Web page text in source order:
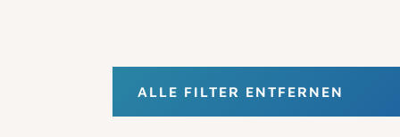
ALLE FILTER ENTFERNEN